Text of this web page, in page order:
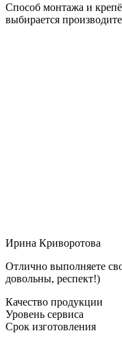
Способ монтажа и
выбирается
Ирина Криворотова
Отлично выполняете
довольны, респект!)
Качество продукции
Уровень сервиса
Срок изготовления